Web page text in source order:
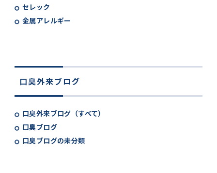
セレック
金属アレルギー
口臭外来ブログ
口臭外来ブログ（すべて）
口臭ブログ
口臭ブログの未分類